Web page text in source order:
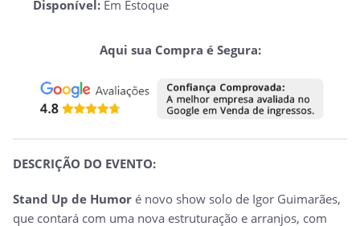
Disponível: Em Estoque
Aqui sua Compra é Segura:
DESCRIÇÃO DO EVENTO:
Stand Up de Humor é novo show solo de Igor Guimarães,
que contará com uma nova estruturação e arranjos, com